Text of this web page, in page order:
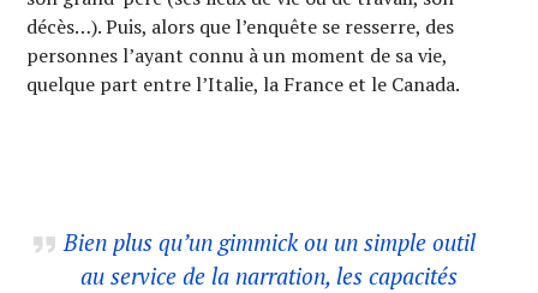
décès…). Puis, alors que l’enquête se resserre, des
personnes l’ayant connu à un moment de sa vie,
quelque part entre l’Italie, la France et le Canada.
Bien plus qu’un gimmick ou un simple outil
au service de la narration, les capacités